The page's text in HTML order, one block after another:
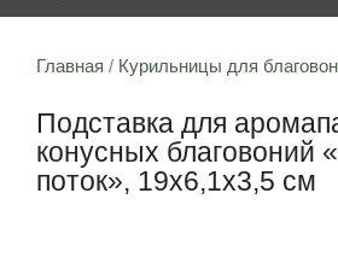
Главная / Курильницы для
Подставка для
конусных благовоний
поток», 19х6,1х3,5 см